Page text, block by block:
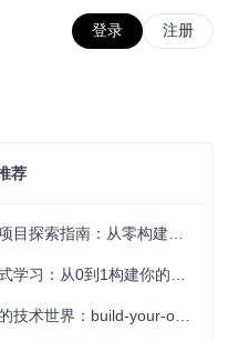
登录 注册
荐
索指南：从零构建技术能力体系
：从0到1构建你的编程知识体系
界：build-your-own-x项目的实践探索指南